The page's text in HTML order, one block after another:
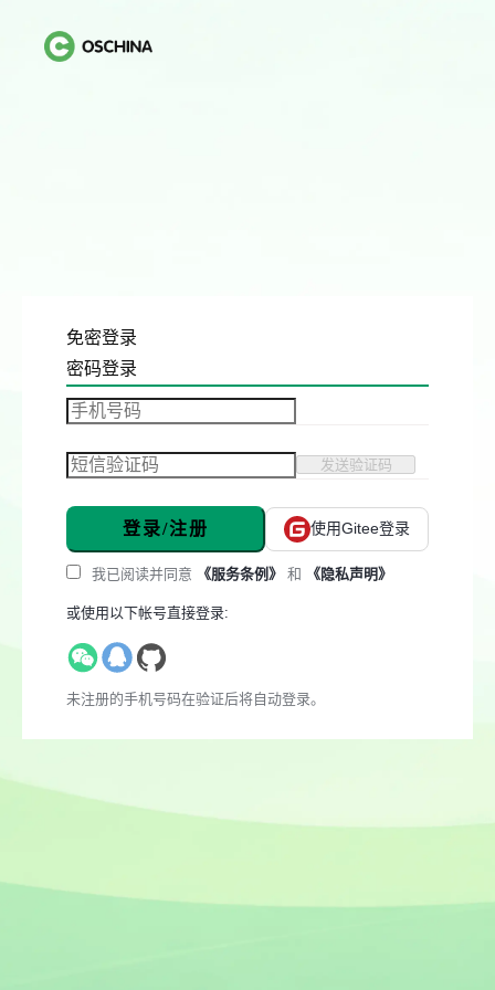
免密登录
密码登录
发送验证码
登录/注册 使用Gitee登录
我已阅读并同意 《服务条例》 和 《隐私声明》
或使用以下帐号直接登录:
未注册的手机号码在验证后将自动登录。